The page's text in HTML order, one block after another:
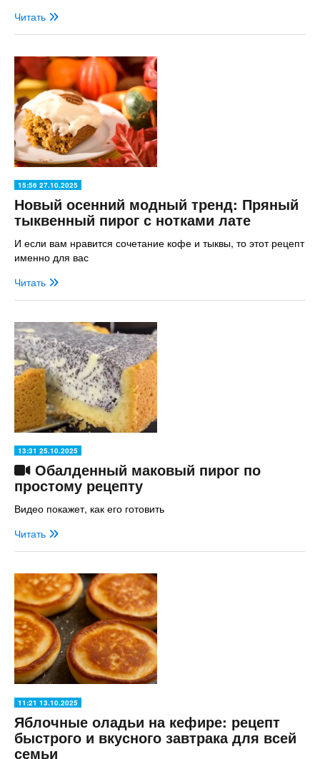
Читать
15:56 27.10.2025
Новый осенний модный тренд: Пряный
тыквенный пирог с нотками лате
И если вам нравится сочетание кофе и тыквы, то этот рецепт
именно для вас
Читать
13:31 25.10.2025
Обалденный маковый пирог по
простому рецепту
Видео покажет, как его готовить
Читать
11:21 13.10.2025
Яблочные оладьи на кефире: рецепт
быстрого и вкусного завтрака для всей
семьи